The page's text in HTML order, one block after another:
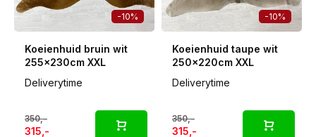
-10%
Koeienhuid bruin wit
255x230cm XXL
Deliverytime
350,-
315,-
-10%
Koeienhuid taupe wit
250x220cm XXL
Deliverytime
350,-
315,-